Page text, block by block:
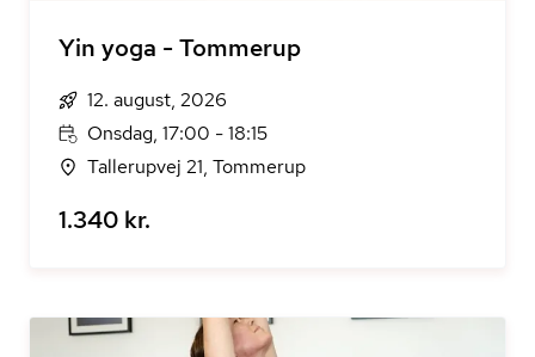
Yin yoga - Tommerup
12. august, 2026
Onsdag, 17:00 - 18:15
Tallerupvej 21, Tommerup
1.340 kr.